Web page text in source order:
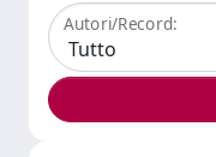
Autori/Record: